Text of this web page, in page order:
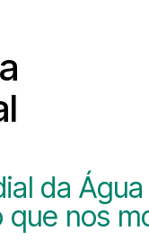
da
que nos